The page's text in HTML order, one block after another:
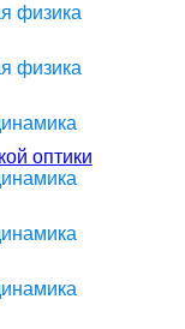
физика
физика
оптики